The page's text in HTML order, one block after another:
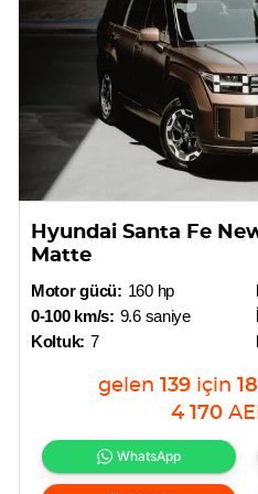
Hyundai Santa Fe
Matte
Motor gücü: 160 hp
0-100 km/s: 9.6 saniye
Koltuk: 7
gelen 139 için
4 170
WhatsApp